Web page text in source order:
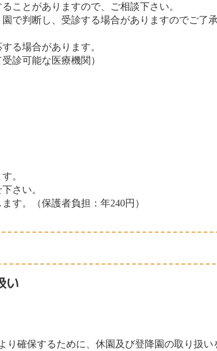
ことがありますので、ご相談下さい。
で判断し、受診する場合がありますのでご了
る場合があります。
診可能な医療機関）
。
さい。
す。（保護者負担：年240円）
い
り確保するために、休園及び登降園の取り扱い